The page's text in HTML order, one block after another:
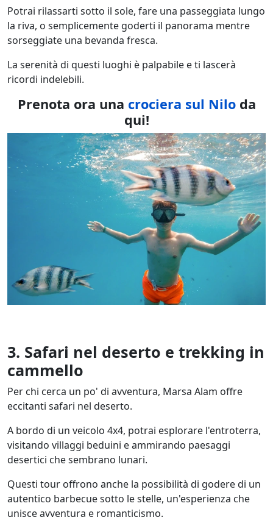
Potrai rilassarti sotto il sole, fare una passeggiata lungo
la riva, o semplicemente goderti il panorama mentre
sorseggiate una bevanda fresca.
La serenità di questi luoghi è palpabile e ti lascerà
ricordi indelebili.
Prenota ora una crociera sul Niloda
qui!
3. Safari nel deserto e trekking in
cammello
Per chi cerca un po' di avventura, Marsa Alam offre
eccitanti safari nel deserto.
A bordo di un veicolo 4x4, potrai esplorare l'entroterra,
visitando villaggi beduini e ammirando paesaggi
desertici che sembrano lunari.
Questi tour offrono anche la possibilità di godere di un
autentico barbecue sotto le stelle, un'esperienza che
unisce avventura e romanticismo.